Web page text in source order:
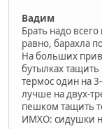
Вадим
Брать надо
равно, барахла
На больших
бутылках
термос один на
лучше на двух-
пешком тащить
ИМХО: сидушки